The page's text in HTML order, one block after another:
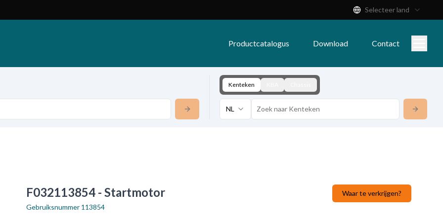
Selecteer land
Productcatalogus Download Contact
Kenteken
NL
F032113854 - Startmotor
Waar te verkrijgen?
Gebruiksnummer 113854